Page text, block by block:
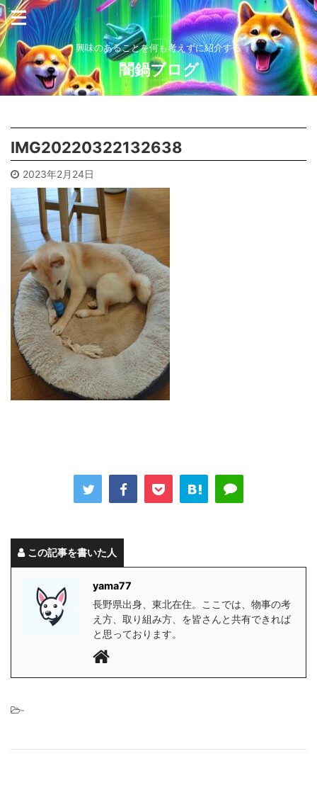
興味のあることを何も考えずに紹介する
闇鍋ブログ
IMG20220322132638
2023年2月24日
この記事を書いた人
yama77
長野県出身、東北在住。ここでは、物事の考
え方、取り組み方、を皆さんと共有できれば
と思っております。
-